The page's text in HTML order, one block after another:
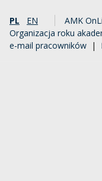
PL EN AMK
Organizacja roku
e-mail pracowników |